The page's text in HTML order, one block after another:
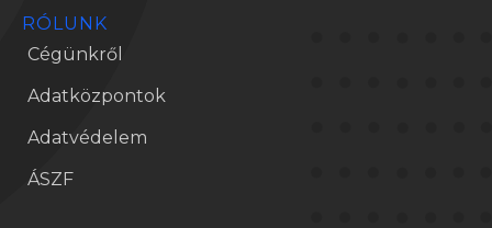
RÓLUNK
Cégünkről
Adatközpontok
Adatvédelem
ÁSZF